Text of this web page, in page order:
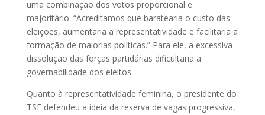
uma combinação dos votos proporcional e
majoritário. “Acreditamos que baratearia o custo das
eleições, aumentaria a representatividade e facilitaria a
formação de maiorias políticas.” Para ele, a excessiva
dissolução das forças partidárias dificultaria a
governabilidade dos eleitos.
Quanto à representatividade feminina, o presidente do
TSE defendeu a ideia da reserva de vagas progressiva,